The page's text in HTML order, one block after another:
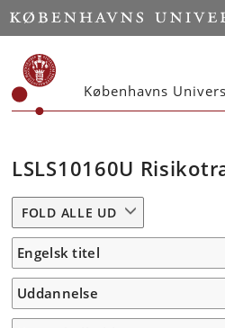
Københavns
LSLS10160U
FOLD ALLE UD
Engelsk titel
Uddannelse